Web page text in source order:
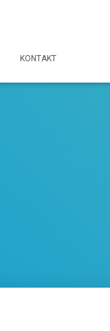
KONTAKT